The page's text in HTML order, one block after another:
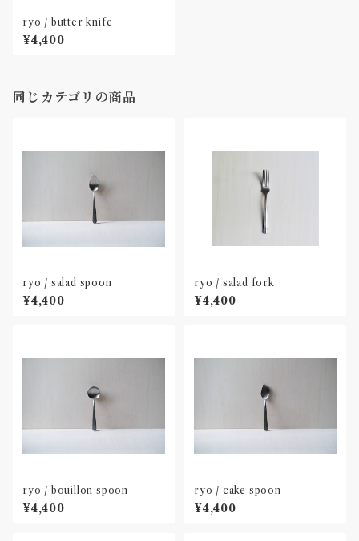
ryo / butter knife
¥4,400
同じカテゴリの商品
ryo / salad spoon
¥4,400
ryo / salad fork
¥4,400
ryo / bouillon spoon
¥4,400
ryo / cake spoon
¥4,400